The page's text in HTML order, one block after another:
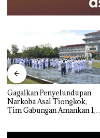
Gagalkan Penyelundupan
Narkoba Asal Tiongkok,
Tim Gabungan Amankan 1,3